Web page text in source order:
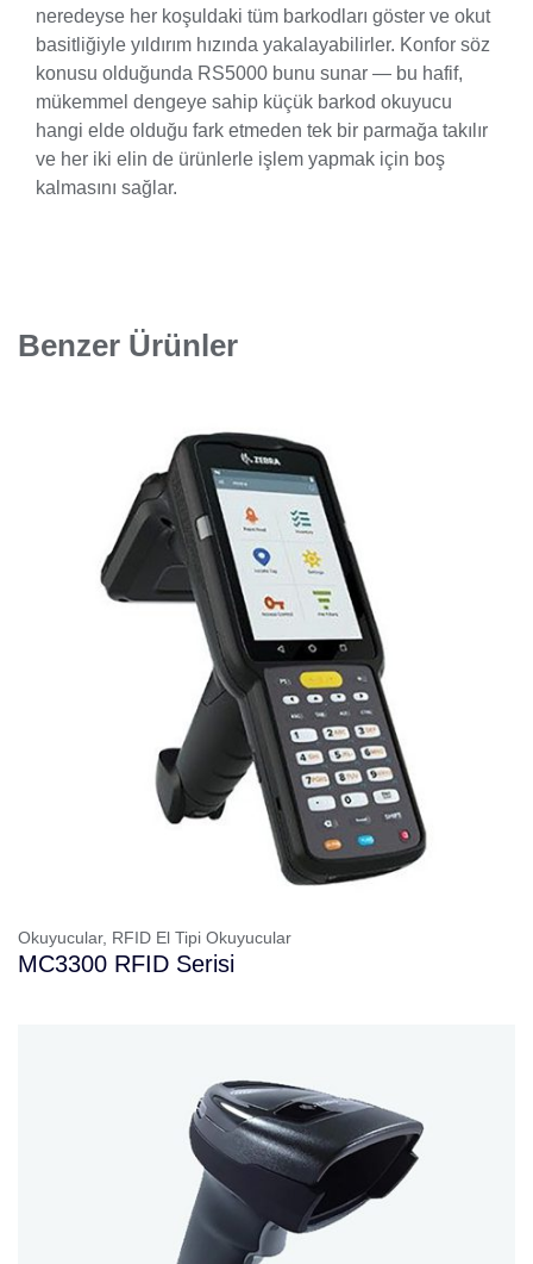
neredeyse her koşuldaki tüm barkodları göster ve okut
basitliğiyle yıldırım hızında yakalayabilirler. Konfor söz
konusu olduğunda RS5000 bunu sunar — bu hafif,
mükemmel dengeye sahip küçük barkod okuyucu
hangi elde olduğu fark etmeden tek bir parmağa takılır
ve her iki elin de ürünlerle işlem yapmak için boş
kalmasını sağlar.
Benzer Ürünler
Okuyucular, RFID El Tipi Okuyucular
MC3300 RFID Serisi